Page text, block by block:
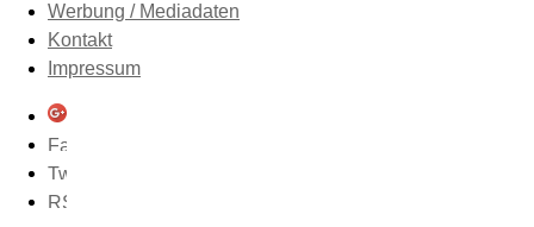
Werbung / Mediadaten
Kontakt
Impressum